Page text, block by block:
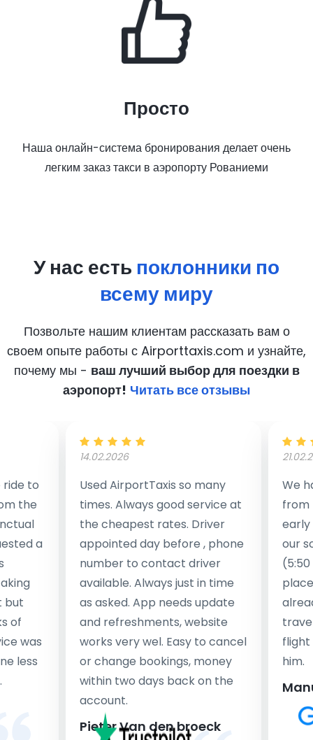
Просто
Наша онлайн-система бронирования делает очень
легким заказ такси в аэропорту Рованиеми
У нас есть поклонники по
всему миру
Позвольте нашим клиентам рассказать вам о
своем опыте работы с Airporttaxis.com и узнайте,
почему мы - ваш лучший выбор для поездки в
аэропорт! Читать все отзывы
to
the
a
but
of
was
less
14.02.2026
Used AirportTaxis so many
times. Always good service at
the cheapest rates. Driver
appointed day before , phone
number to contact driver
available. Always just in time
as asked. App needs update
and refreshments, website
works very wel. Easy to cancel
or change bookings, money
within two days back on the
account.
Pieter Van den broeck
We
from
early
our
flight
him.